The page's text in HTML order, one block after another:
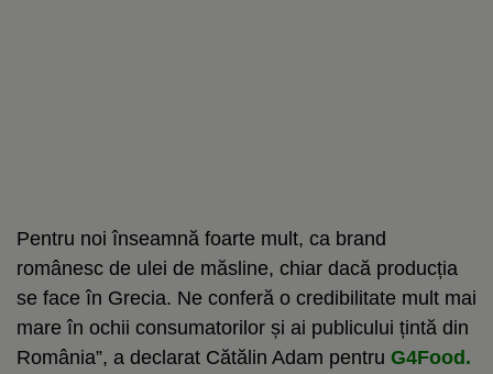
Pentru noi înseamnă foarte mult, ca brand
românesc de ulei de măsline, chiar dacă producția
se face în Grecia. Ne conferă o credibilitate mult mai
mare în ochii consumatorilor și ai publicului țintă din
România”, a declarat Cătălin Adam pentru G4Food.